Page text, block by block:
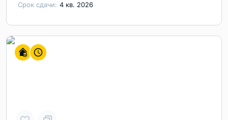
Срок сдачи: 4 кв. 2026